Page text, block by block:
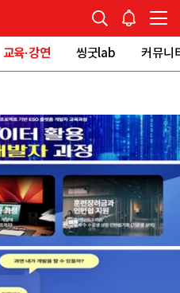
교육·강연 씽굿lab 커뮤니